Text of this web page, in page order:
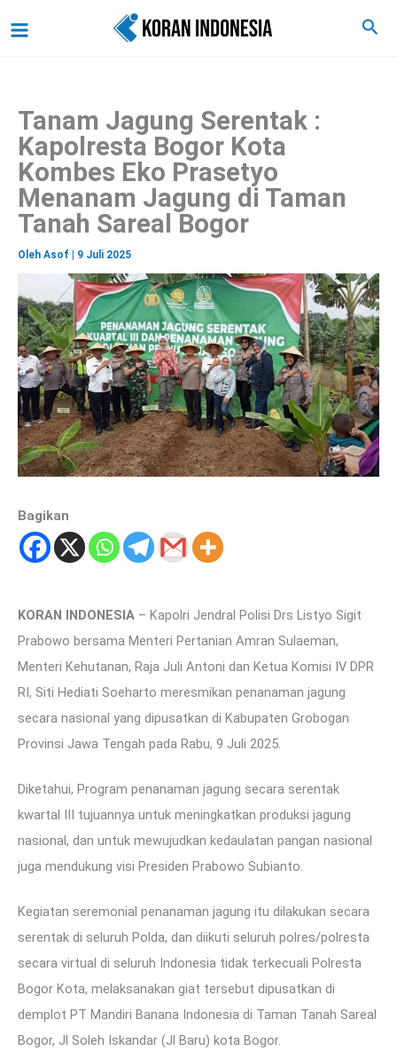
ke
Cari
Tanam Jagung Serentak :
Kapolresta Bogor Kota
Kombes Eko Prasetyo
Menanam Jagung di Taman
Tanah Sareal Bogor
Oleh Asof 9 Juli 2025
Bagikan
KORAN INDONESIA – Kapolri Jendral Polisi Drs Listyo Sigit
Prabowo bersama Menteri Pertanian Amran Sulaeman,
Menteri Kehutanan, Raja Juli Antoni dan Ketua Komisi IV DPR
RI, Siti Hediati Soeharto meresmikan penanaman jagung
secara nasional yang dipusatkan di Kabupaten Grobogan
Provinsi Jawa Tengah pada Rabu, 9 Juli 2025.
Diketahui, Program penanaman jagung secara serentak
kwartal III tujuannya untuk meningkatkan produksi jagung
nasional, dan untuk mewujudkan kedaulatan pangan nasional
juga mendukung visi Presiden Prabowo Subianto.
Kegiatan seremonial penanaman jagung itu dilakukan secara
serentak di seluruh Polda, dan diikuti seluruh polres/polresta
secara virtual di seluruh Indonesia tidak terkecuali Polresta
Bogor Kota, melaksanakan giat tersebut dipusatkan di
demplot PT Mandiri Banana Indonesia di Taman Tanah Sareal
Bogor, Jl Soleh Iskandar (Jl Baru) kota Bogor.
a